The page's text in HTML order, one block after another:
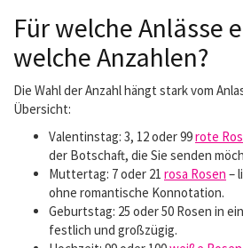
Für welche Anlässe
welche Anzahlen?
Die Wahl der Anzahl hängt stark vom
Übersicht:
Valentinstag: 3, 12 oder 99rote
der Botschaft, die Sie senden
Muttertag: 7 oder 21 rosa Rosen –
ohne romantische Konnotation.
Geburtstag: 25 oder 50 Rosen in
festlich und großzügig.